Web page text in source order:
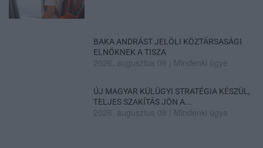
BAKA ANDRÁST JELÖLI KÖZTÁRSASÁGI
ELNÖKNEK A TISZA
2026. augusztus 08 Mindenki ügye
ÚJ MAGYAR KÜLÜGYI STRATÉGIA KÉSZÜL,
TELJES SZAKÍTÁS JÖN A...
2026. augusztus 08 Mindenki ügye